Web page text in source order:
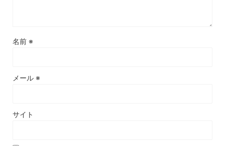
名前 ※
メール ※
サイト